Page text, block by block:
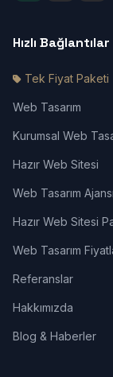
Hızlı Bağlantılar
Tek Fiyat Paketi
Web Tasarım
Kurumsal Web
Hazır Web Sitesi
Web Tasarım Ajansı
Hazır Web Sitesi
Web Tasarım
Referanslar
Hakkımızda
Blog & Haberler